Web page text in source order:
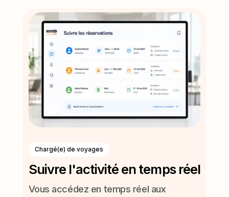
Chargé(e) de voyages
Suivre l'activité en temps réel
Vous accédez en temps réel aux